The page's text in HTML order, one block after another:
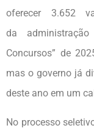
oferecer 3.652
da
Concursos” de
mas o governo já
deste ano em um
No processo